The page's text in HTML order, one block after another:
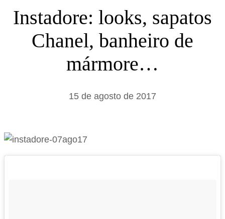
a
Instadore: looks, sapatos
Chanel, banheiro de
mármore…
15 de agosto de 2017